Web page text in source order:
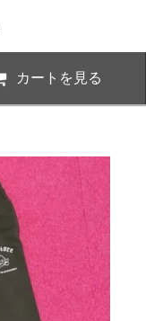
カートを見る